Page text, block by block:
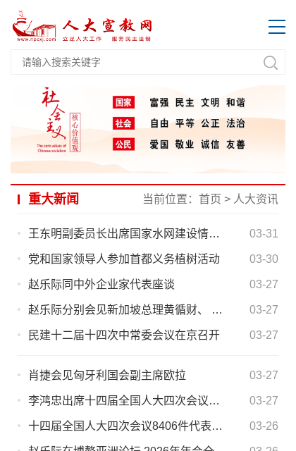
重大新闻 当前位置： 首页 > 人大资讯
王东明副委员长出席国家水网建设情况 专题调研座谈会 03-31
党和国家领导人参加首都义务植树活动 03-30
赵乐际同中外企业家代表座谈 03-27
赵乐际分别会见新加坡总理黄循财、 斯里兰卡议长维克拉马拉特纳 03-27
民建十二届十四次中常委会议在京召开 03-27
肖捷会见匈牙利国会副主席欧拉 03-27
李鸿忠出席十四届全国人大四次会议代表建议交办会并强调 提高代表建议办理质量 为实现“十五五”良好开局作贡献 03-27
十四届全国人大四次会议8406件代表建议统一交办 03-26